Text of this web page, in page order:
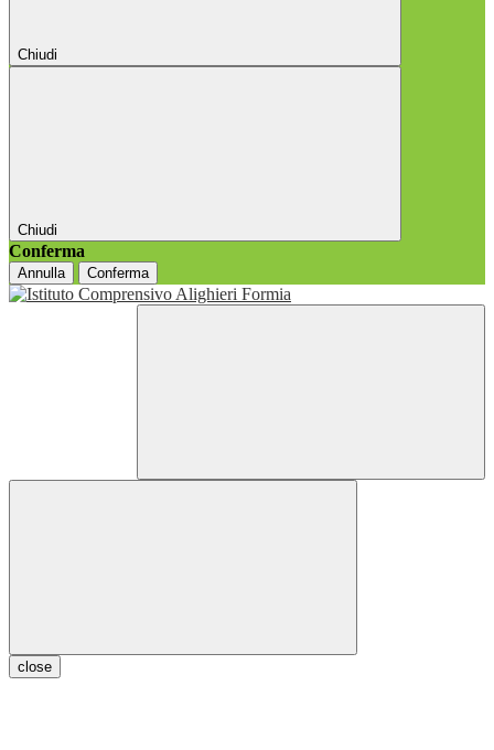
Chiudi
Chiudi
Conferma
Annulla Conferma
close